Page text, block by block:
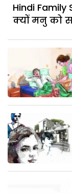
Hindi
क्यों मनु को